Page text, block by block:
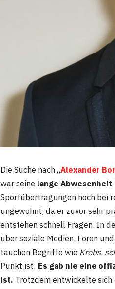
Die Suche nach „Alexander
war seine lange Abwesenheit
Sportübertragungen noch bei
ungewohnt, da er zuvor sehr
entstehen schnell Fragen. In
über soziale Medien, Foren
tauchen Begriffe wie Krebs,
Punkt ist: Es gab nie eine
ist. Trotzdem entwickelte sich